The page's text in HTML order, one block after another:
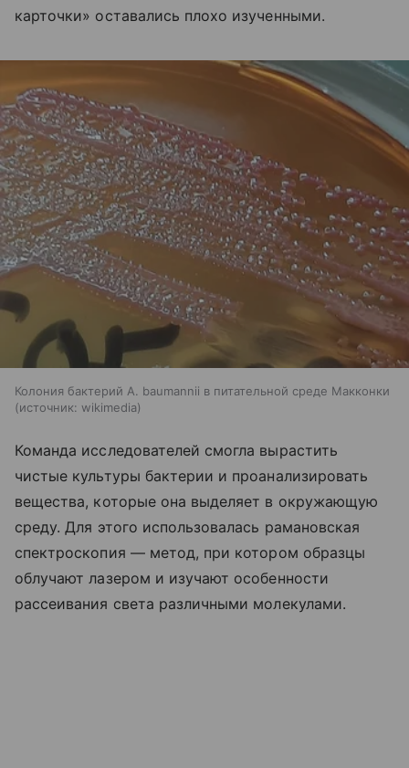
карточки» оставались плохо изученными.
Колония бактерий A. baumannii в питательной среде Макконки
источник: wikimedia
Команда исследователей смогла вырастить
чистые культуры бактерии и проанализировать
вещества, которые она выделяет в окружающую
среду. Для этого использовалась рамановская
спектроскопия — метод, при котором образцы
облучают лазером и изучают особенности
рассеивания света различными молекулами.